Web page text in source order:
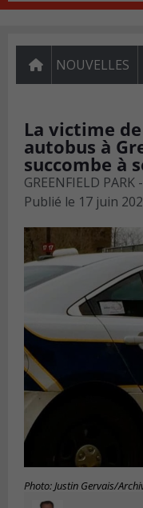
NOUVELLES
La victime
autobus à
succombe à
GREENFIELD PARK -
Publié le 17 juin
Photo: Justin Gervais/